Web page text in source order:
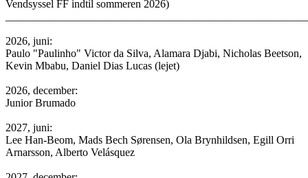
Vendsyssel FF indtil sommeren 2026)
2026, juni:
Paulo "Paulinho" Victor da Silva, Alamara Djabi, Nicholas Beetson,
Kevin Mbabu, Daniel Dias Lucas (lejet)
2026, december:
Junior Brumado
2027, juni:
Lee Han-Beom, Mads Bech Sørensen, Ola Brynhildsen, Egill Orri
Arnarsson, Alberto Velásquez